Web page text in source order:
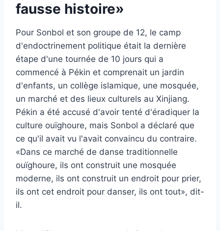
fausse histoire»
Pour Sonbol et son groupe de 12, le camp
d'endoctrinement politique était la dernière
étape d'une tournée de 10 jours qui a
commencé à Pékin et comprenait un jardin
d'enfants, un collège islamique, une mosquée,
un marché et des lieux culturels au Xinjiang.
Pékin a été accusé d'avoir tenté d'éradiquer la
culture ouïghoure, mais Sonbol a déclaré que
ce qu'il avait vu l'avait convaincu du contraire.
«Dans ce marché de danse traditionnelle
ouïghoure, ils ont construit une mosquée
moderne, ils ont construit un endroit pour prier,
ils ont cet endroit pour danser, ils ont tout», dit-
il.